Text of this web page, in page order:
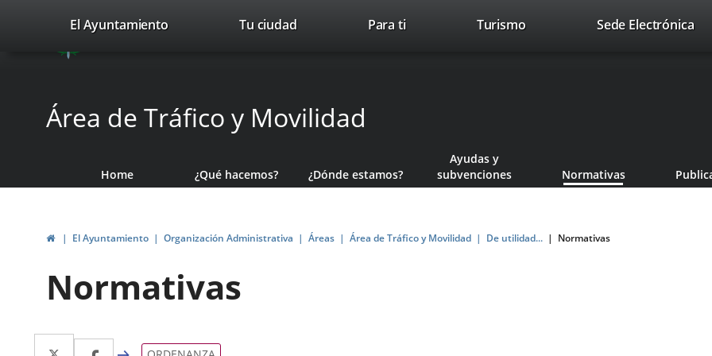
Portal
Web
Ayuntamiento
Valladolid
avaTop Trabaja con nosotros Contacto
valladolid.es
El Ayuntamiento Tu ciudad Para ti TurismoThis
Sede ElectrónicaLink
Área de Tráfico y Movilidad
Home ¿Qué hacemos? ¿Dónde estamos?
Ayudas y
subvenciones
Normativas
HomeEl Ayuntamiento Organización Administrativa Áreas Área de Tráfico y Movilidad De utilidad... Normativas
Normativas
Twitter
Enlace